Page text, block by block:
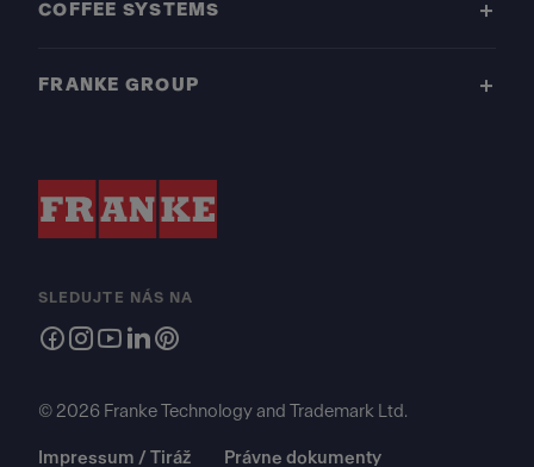
COFFEE SYSTEMS
FRANKE GROUP
SLEDUJTE NÁS NA
© 2026 Franke Technology and Trademark Ltd.
Impressum / Tiráž Právne dokumenty